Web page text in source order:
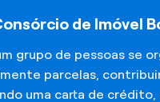
de Imóvel
grupo de pessoas se
parcelas,
uma carta de